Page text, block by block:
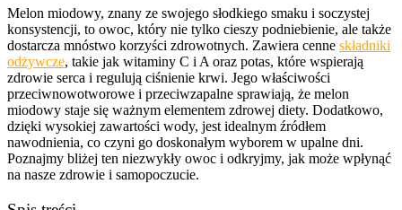
Melon miodowy, znany ze swojego słodkiego smaku i soczystej
konsystencji, to owoc, który nie tylko cieszy podniebienie, ale także
dostarcza mnóstwo korzyści zdrowotnych. Zawiera cenne składniki
odżywcze, takie jak witaminy C i A oraz potas, które wspierają
zdrowie serca i regulują ciśnienie krwi. Jego właściwości
przeciwnowotworowe i przeciwzapalne sprawiają, że melon
miodowy staje się ważnym elementem zdrowej diety. Dodatkowo,
dzięki wysokiej zawartości wody, jest idealnym źródłem
nawodnienia, co czyni go doskonałym wyborem w upalne dni.
Poznajmy bliżej ten niezwykły owoc i odkryjmy, jak może wpłynąć
na nasze zdrowie i samopoczucie.